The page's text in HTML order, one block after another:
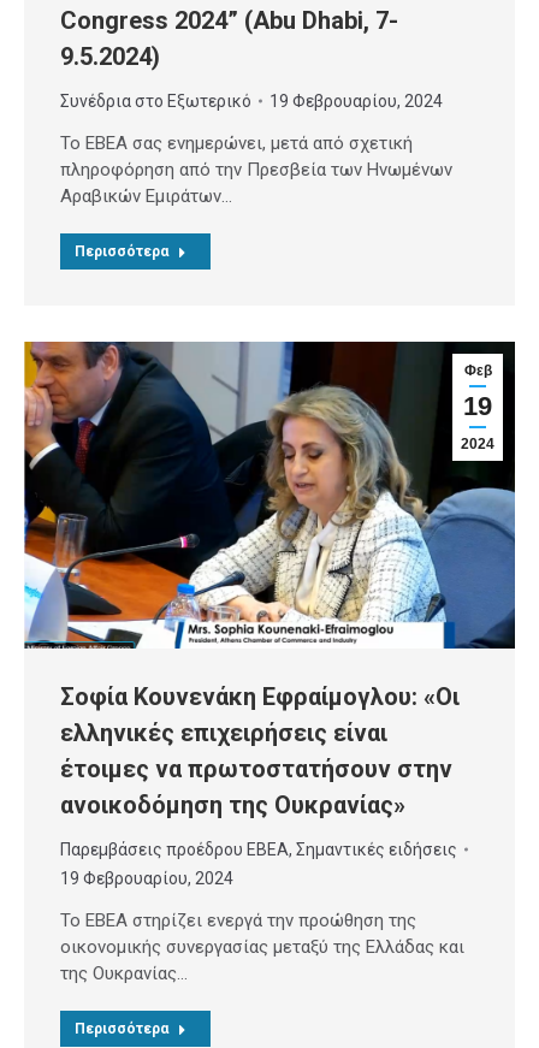
Congress 2024” (Abu Dhabi, 7-
9.5.2024)
Συνέδρια στο Εξωτερικό 19 Φεβρουαρίου, 2024
Το ΕΒΕΑ σας ενημερώνει, μετά από σχετική
πληροφόρηση από την Πρεσβεία των Ηνωμένων
Αραβικών Εμιράτων…
Περισσότερα
Φεβ
19
2024
Σοφία Κουνενάκη Εφραίμογλου: «Οι
ελληνικές επιχειρήσεις είναι
έτοιμες να πρωτοστατήσουν στην
ανοικοδόμηση της Ουκρανίας»
Παρεμβάσεις προέδρου ΕΒΕΑ, Σημαντικές ειδήσεις
19 Φεβρουαρίου, 2024
Το ΕΒΕΑ στηρίζει ενεργά την προώθηση της
οικονομικής συνεργασίας μεταξύ της Ελλάδας και
της Ουκρανίας…
Περισσότερα